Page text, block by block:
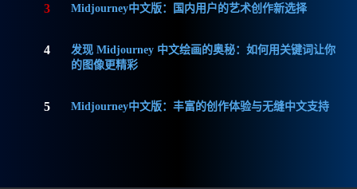
3 Midjourney中文版：国内用户的艺术创作新选择
4
发现 Midjourney 中文绘画的奥秘：如何用关键词让你
的图像更精彩
5 Midjourney中文版：丰富的创作体验与无缝中文支持